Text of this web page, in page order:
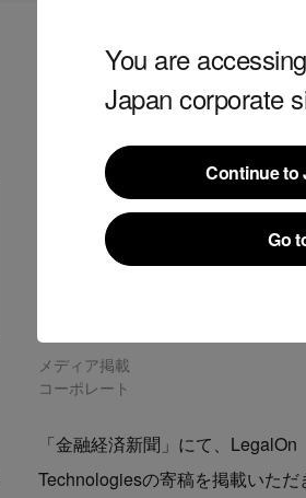
You are
Japan corporate
Continue to
Continue to
Go
Go
メディア掲載
コーポレート
「金融経済新聞」にて、LegalOn
Technologiesの寄稿を掲載いただ